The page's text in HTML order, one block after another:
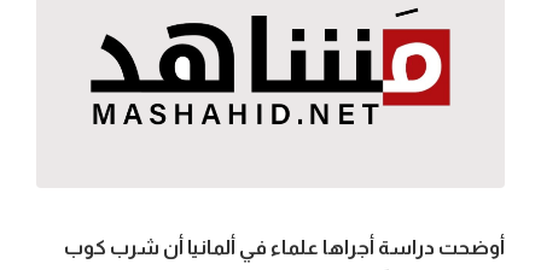
أوضحت دراسة أجراها علماء في ألمانيا أن شرب كوب